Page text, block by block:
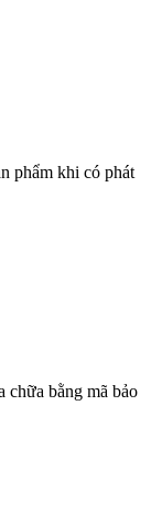
phẩm khi có phát
chữa bằng mã bảo